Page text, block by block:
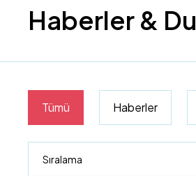
Haberler &
Tümü Haberler